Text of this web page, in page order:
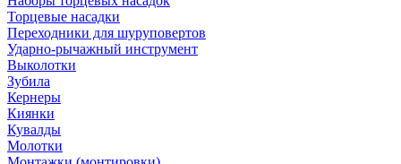
Торцевые насадки
Переходники для шуруповертов
Ударно-рычажный инструмент
Выколотки
Зубила
Кернеры
Киянки
Кувалды
Молотки